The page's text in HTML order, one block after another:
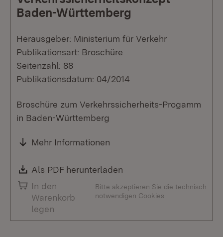
Baden-Württemberg
Herausgeber: Ministerium für Verkehr
Publikationsart: Broschüre
Seitenzahl: 88
Publikationsdatum: 04/2014
Broschüre zum Verkehrssicherheits-Progamm
in Baden-Württemberg
Mehr Informationen
Download:
Als PDF herunterladen
In den
Warenkorb
legen
Bitte akzeptieren Sie die technisch
notwendigen Cookies